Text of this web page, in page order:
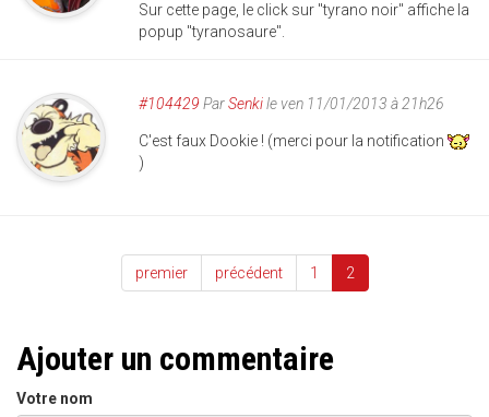
Sur cette page, le click sur "tyrano noir" affiche la
popup "tyranosaure".
#104429 ParSenkile ven 11/01/2013 à 21h26
C'est faux Dookie ! (merci pour la notification
)
premier précédent 1 2
Ajouter un commentaire
Votre nom